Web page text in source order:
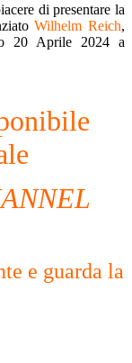
di presentare la
Wilhelm Reich,
20 Aprile 2024 a
e guarda la